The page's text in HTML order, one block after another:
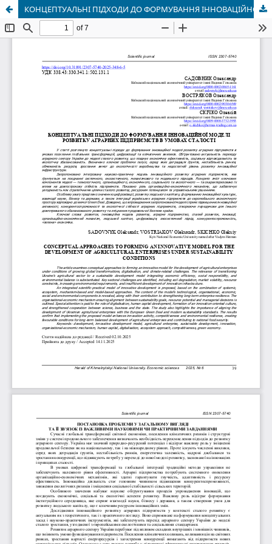
КОНЦЕПТУАЛЬНІ ПІДХОДИ ДО ФОРМУВАННЯ ІННОВАЦІЙНОЇ МОДЕЛІ РОЗВИТКУ АГРАРНИХ ПІДПРИЄМСТВ В УМОВАХ СТАЛОСТІ